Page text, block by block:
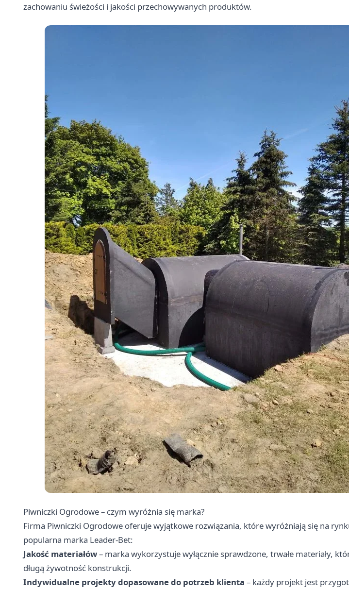
zachowaniu świeżości i jakości przechowywanych produktów.
Piwniczki Ogrodowe – czym wyróżnia się marka?
Firma Piwniczki Ogrodowe oferuje wyjątkowe rozwiązania, które wyróżniają się na
popularna marka Leader-Bet:
Jakość materiałów– marka wykorzystuje wyłącznie sprawdzone, trwałe materiały,
długą żywotność konstrukcji.
Indywidualne projekty dopasowane do potrzeb klienta – każdy projekt jest